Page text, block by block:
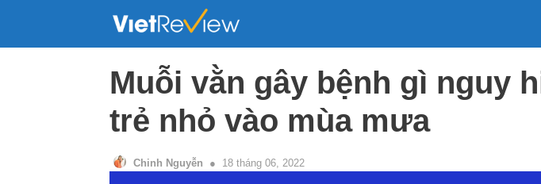
Muỗi vằn gây bệnh gì nguy
trẻ nhỏ vào mùa mưa
Chinh Nguyễn 18 tháng 06, 2022